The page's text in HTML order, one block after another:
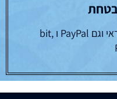
עובדים עם כל כרטיסי האשראי וגם PayPal ו bit,